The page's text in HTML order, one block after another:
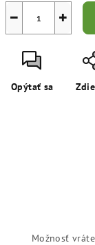
+
−
Opýtať sa
Možnosť